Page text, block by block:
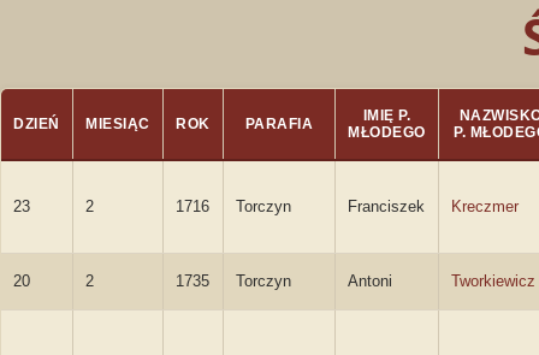
DZIEŃ MIESIĄC ROK PARAFIA
IMIĘ P.
MŁODEGO
P.
23 2 1716 Torczyn Franciszek Kreczmer
20 2 1735 Torczyn Antoni Tworkiewicz